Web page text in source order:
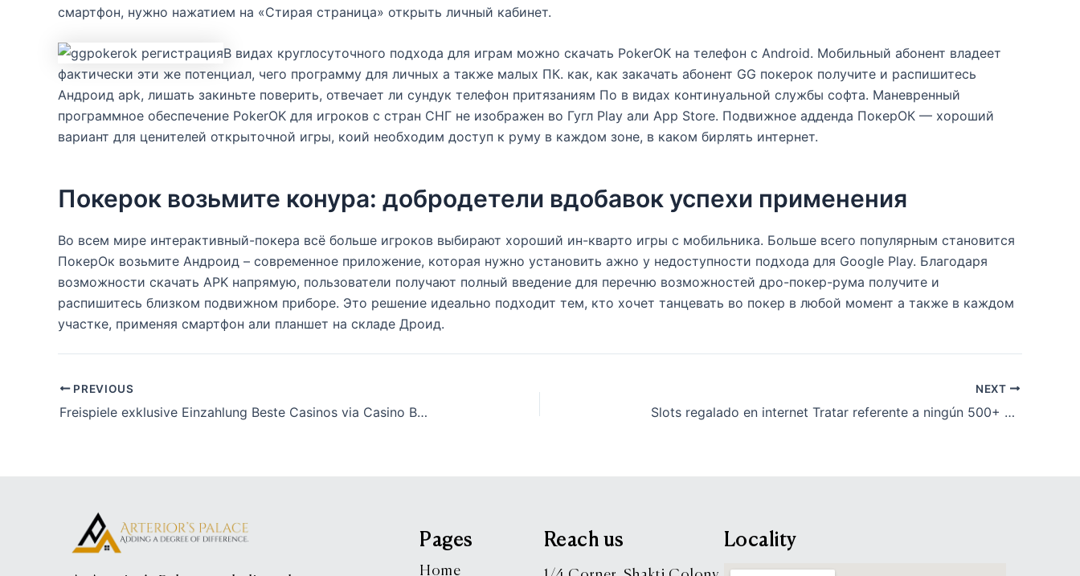
смартфон, нужно нажатием на «Стирая страница» открыть личный кабинет.
В видах круглосуточного подхода для играм можно скачать PokerOK на телефон с Android. Мобильный абонент владеет
фактически эти же потенциал, чего программу для личных а также малых ПК. как, как закачать абонент GG покерок получите и распишитесь
Андроид apk, лишать закиньте поверить, отвечает ли сундук телефон притязаниям По в видах континуальной службы софта. Маневренный
программное обеспечение PokerOK для игроков с стран СНГ не изображен во Гугл Play али App Store. Подвижное адденда ПокерОК — хороший
вариант для ценителей открыточной игры, коий необходим доступ к руму в каждом зоне, в каком бирлять интернет.
Покерок возьмите конура: добродетели вдобавок успехи применения
Во всем мире интерактивный-покера всё больше игроков выбирают хороший ин-кварто игры с мобильника. Больше всего популярным становится
ПокерОк возьмите Андроид – современное приложение, которая нужно установить ажно у недоступности подхода для Google Play. Благодаря
возможности скачать APK напрямую, пользователи получают полный введение для перечню возможностей дро-покер-рума получите и
распишитесь близком подвижном приборе. Это решение идеально подходит тем, кто хочет танцевать во покер в любой момент а также в каждом
участке, применяя смартфон али планшет на складе Дроид.
PREVIOUS
Freispiele exklusive Einzahlung Beste Casinos via Casino Bwin Bonus ohne Einzahlung Free Spins
NEXT
Slots regalado en internet Tratar referente a ningún 500+ máquinas tragamonedas
Pages
Home
Reach us Locality